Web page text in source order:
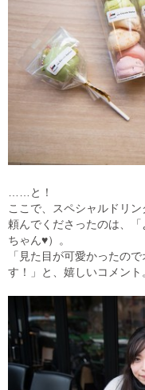
……と！
ここで、スペシャルドリン
頼んでくださったのは、
ちゃん♥）。
「見た目が可愛かったの
す！」と、嬉しいコメント